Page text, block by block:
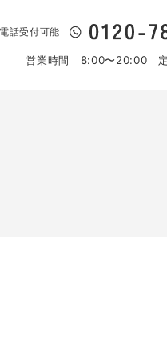
話受付可能
営業時間 8:00〜20:00 定